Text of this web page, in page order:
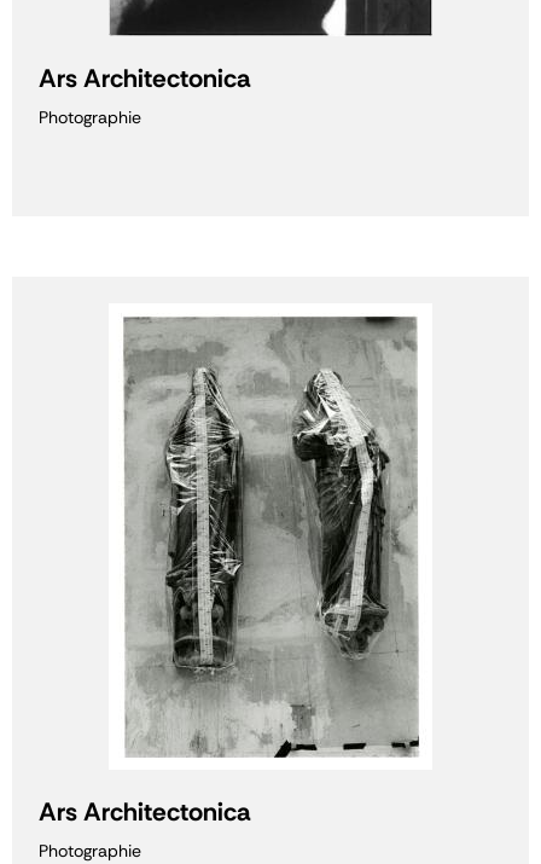
Ars Architectonica
Photographie
Ars Architectonica
Photographie